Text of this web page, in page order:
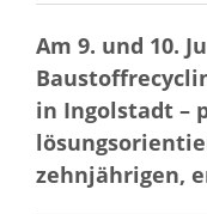
Am 9. und 10.
in Ingolstadt –
zehnjährigen,